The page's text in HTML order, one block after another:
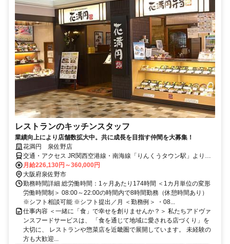
レストランのキッチンスタッフ
業績向上により店舗数拡大中。共に成長を目指す仲間を大募集！
花満円 泉佐野店
交通・アクセス JR関西空港線・南海線「りんくうタウン駅」より徒
歩約15分
月給226,130円～360,000円
大阪府泉佐野市
勤務時間詳細 総労働時間：1ヶ月あたり174時間 ＜1カ月単位の変形
労働時間制＞ 08:00～22:00の時間内で8時間勤務（休憩時間あり）
※シフト相談可能 ※シフト提出／月 ＜勤務例＞ ・08...
仕事内容 ＜一緒に「食」で幸せを創りませんか？＞ 私たちアドヴァ
ンスフードサービスは、 「食を通じて地域に愛される店づくり」を
大切に、 レストランや惣菜店を近畿圏で展開しています。 未経験の
方も大歓迎...